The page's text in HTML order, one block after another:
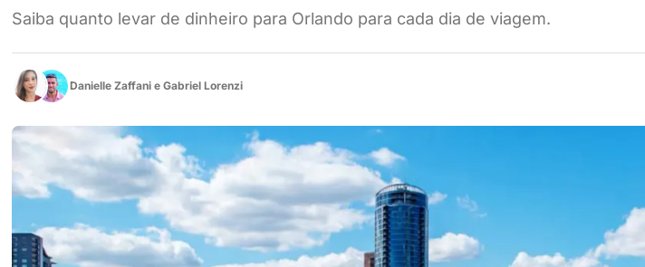
Saiba quanto levar de dinheiro para Orlando para cada dia de viagem.
Danielle Zaffani e Gabriel Lorenzi